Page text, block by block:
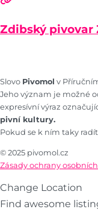
Zdibský pivovar
Slovo Pivomol v
Jeho význam je možné
expresívní výraz
pivní kultury.
Pokud se k ním taky
© 2025 pivomol.cz
Zásady ochrany
Change Location
Find awesome